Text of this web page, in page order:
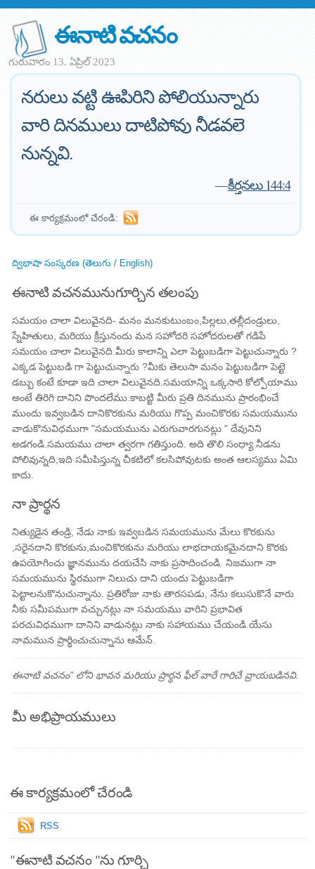
ఈనాటి వచనం
గురువారం 13. ఏప్రిల్ 2023
నరులు వట్టి ఊపిరిని పోలియున్నారు
వారి దినములు దాటిపోవు నీడవలె
నున్నవి.
—కీర్తనలు 144:4
ఈ కార్యక్రమంలో చేరండి:
ద్విభాషా సంస్కరణ (తెలుగు / English)
ఈనాటి వచనమునుగూర్చిన తలంపు
సమయం చాలా విలువైనది- మనం మనకుటుంబం,పిల్లలు,తల్లీదండ్రులు,
స్నేహితులు, మరియు క్రీస్తునందు మన సహోదరి సహోదరులతో గడిపే
సమయం చాలా విలువైనది.మీరు కాలాన్ని ఎలా పెట్టుబడిగా పెట్టుచున్నారు ?
ఎక్కడ పెట్టుబడి గా పెట్టుచున్నారు ?మీకు తెలుసా మనం పెట్టుబడిగా పెట్టె
డబ్బు కంటే కూడా ఇది చాలా విలువైనది.సమయాన్ని ఒక్కసారి ￰కోల్పోయాము
అంటే తిరిగి దానిని పొందలేము.కాబట్టి మీరు ప్రతి దినమును ప్రారంభించే
ముందు ఇవ్వబడిన దానికొరకును మరియు గొప్ప మంచికొరకు సమయమును
వాడుకొనువిధముగా "సమయమును ఎరుగువారగునట్లు " దేవునిని
అడగండి.సమయము చాలా త్వరగా గతిస్తుంది. అది తొలి సంధ్యా నీడను
పోలివున్నది,ఇది సమీపిస్తున్న చీకటిలో కలసిపోవుటకు అంత ఆలస్యము ఏమి
కాదు.
నా ప్రార్థన
నిత్యుడైన తండ్రి, నేడు నాకు ఇవ్వబడిన సమయమును మేలు కొరకును
,సరైనదాని కొరకును,మంచికొరకును మరియు లాభదాయకమైనదాని కొరకు
ఉపయోగించు జ్ఞానమును దయచేసి నాకు ప్రసాదించండి. నిజముగా నా
సమయమును స్థిరముగా నిలుచు దాని యందు పెట్టుబడిగా
పెట్టాలనుకొనుచున్నాను. ప్రతిరోజు నాకు తారసపడు, నేను కలుసుకొనే వారు
నీకు సమీపముగా వచ్చునట్లు నా సమయము వారిని ప్రభావిత
పరచువిధముగా దానిని వాడునట్లు నాకు సహాయము చేయండి.యేసు
నామమున ప్రార్ధించుచున్నాను ఆమేన్.
ఈనాటి వచనం" లోని భావన మరియు ప్రార్థన ఫీల్ వారే గారిచే వ్రాయబడినవి.
మీ అభిప్రాయములు
ఈ కార్యక్రమంలో చేరండి
RSS
"ఈనాటి వచనం "ను గూర్చి